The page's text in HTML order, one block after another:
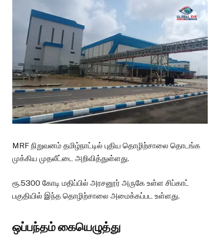
MRF நிறுவனம் தமிழ்நாட்டில் புதிய தொழிற்சாலை தொடங்க
முக்கிய முதலீட்டை அறிவித்துள்ளது.
ரூ.5300 கோடி மதிப்பில் அரசனூர் அருகே உள்ள சிப்காட்
பகுதியில் இந்த தொழிற்சாலை அமைக்கப்பட உள்ளது.
ஒப்பந்தம் கையெழுத்து